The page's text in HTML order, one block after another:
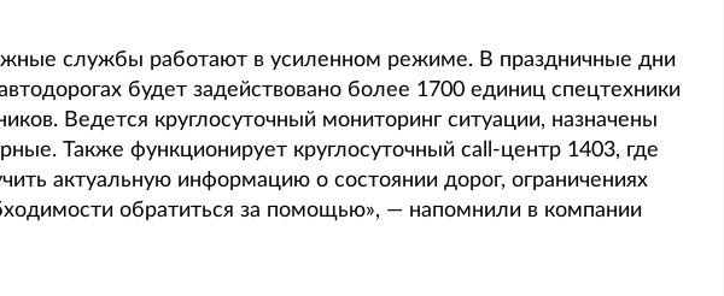
службы работают в усиленном режиме. В праздничные дни
будет задействовано более 1700 единиц спецтехники
Ведется круглосуточный мониторинг ситуации, назначены
Также функционирует круглосуточный call-центр 1403, где
актуальную информацию о состоянии дорог, ограничениях
обратиться за помощью», — напомнили в компании